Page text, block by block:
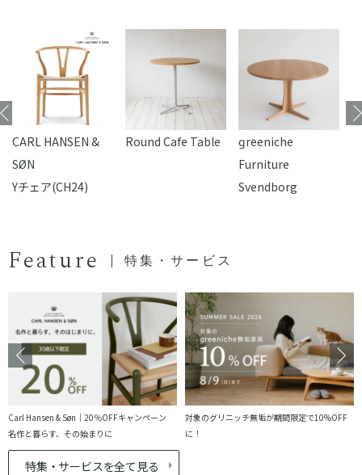
CARL HANSEN &
SØN
Yチェア(CH24)
Round Cafe Table
reeniche
Furniture
Svendborg
Feature 特集・サービス
Carl Hansen & Søn｜20％OFFキャンペーン
名作と暮らす、その始まりに
対象のグリニッチ無垢が期間限定で10%OFF
に！
特集・サービスを全て見る